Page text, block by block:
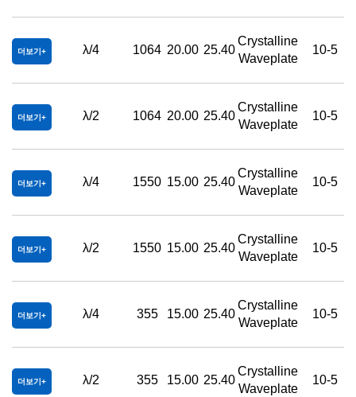
더보기 λ/4 1064 20.00 25.40
Crystalline
Waveplate
10-5
더보기 λ/2 1064 20.00 25.40
Crystalline
Waveplate
10-5
더보기 λ/4 1550 15.00 25.40
Crystalline
Waveplate
10-5
더보기 λ/2 1550 15.00 25.40
Crystalline
Waveplate
10-5
더보기 λ/4 355 15.00 25.40
Crystalline
Waveplate
10-5
더보기 λ/2 355 15.00 25.40
Crystalline
Waveplate
10-5